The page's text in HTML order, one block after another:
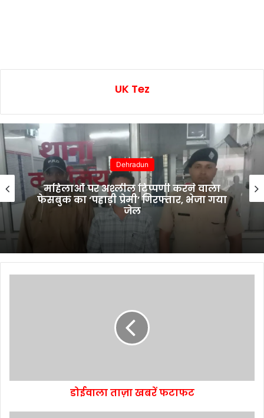
UK Tez
Dehradun
महिलाओं पर अश्लील टिप्पणी करने वाला
फेसबुक का ‘पहाड़ी प्रेमी’ गिरफ्तार, भेजा गया
जेल
डोईवाला ताज़ा खबरें फटाफट